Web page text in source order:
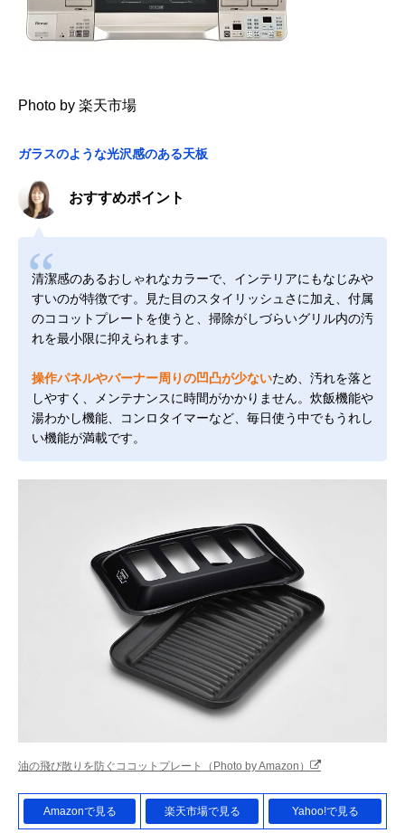
Photo by 楽天市場
ガラスのような光沢感のある天板
おすすめポイント
清潔感のあるおしゃれなカラーで、インテリアにもなじみや
すいのが特徴です。見た目のスタイリッシュさに加え、付属
のココットプレートを使うと、掃除がしづらいグリル内の汚
れを最小限に抑えられます。
操作パネルやバーナー周りの凹凸が少ないため、汚れを落と
しやすく、メンテナンスに時間がかかりません。炊飯機能や
湯わかし機能、コンロタイマーなど、毎日使う中でもうれし
い機能が満載です。
油の飛び散りを防ぐココットプレート（Photo by Amazon）
Amazonで見る 楽天市場で見る Yahoo!で見る